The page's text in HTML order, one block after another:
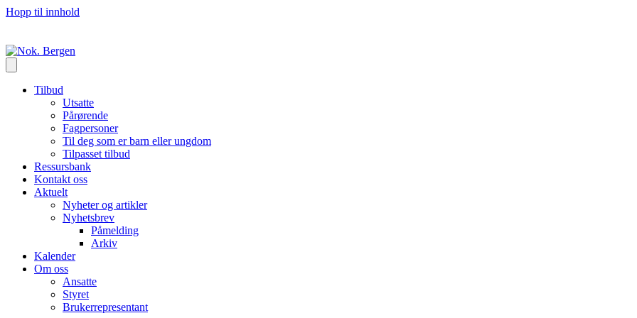
Hopp til innhold
Tilbud
Utsatte
Pårørende
Fagpersoner
Til deg som er barn eller ungdom
Tilpasset tilbud
Ressursbank
Kontakt oss
Aktuelt
Nyheter og artikler
Nyhetsbrev
Påmelding
Arkiv
Kalender
Om oss
Ansatte
Styret
Brukerrepresentant